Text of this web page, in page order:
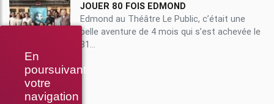
En
poursuivant
votre
navigation
JOUER 80 FOIS EDMOND
Edmond au Théâtre Le Public, c’était une
belle aventure de 4 mois qui s’est achevée le
31...